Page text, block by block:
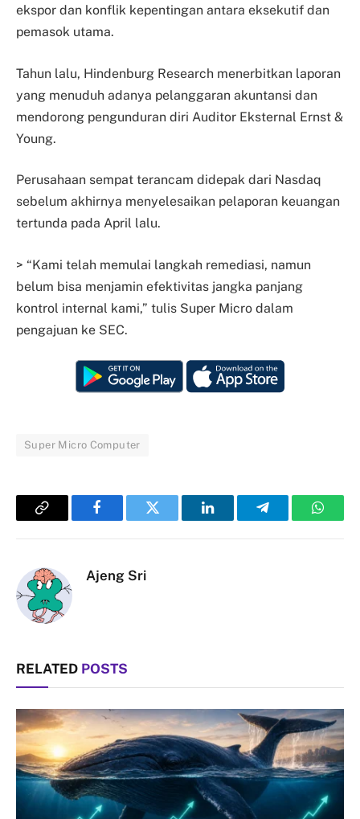
ekspor dan konflik kepentingan antara eksekutif dan
pemasok utama.
Tahun lalu, Hindenburg Research menerbitkan laporan
yang menuduh adanya pelanggaran akuntansi dan
mendorong pengunduran diri Auditor Eksternal Ernst &
Young.
Perusahaan sempat terancam didepak dari Nasdaq
sebelum akhirnya menyelesaikan pelaporan keuangan
tertunda pada April lalu.
> “Kami telah memulai langkah remediasi, namun
belum bisa menjamin efektivitas jangka panjang
kontrol internal kami,” tulis Super Micro dalam
pengajuan ke SEC.
Super Micro Computer
Copy
FacebookTwitter LinkedInTelegram
Ajeng Sri
RELATED POSTS